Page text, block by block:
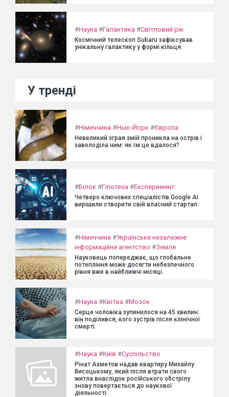
#Наука #Галактика #Світловий рік
Космічний телескоп Subaru зафіксував
унікальну галактику у формі кільця.
У тренді
#Німеччина #Нью-Йорк #Європа
Невеликий зграя змій проникла на острів і
заволоділа ним: як їм це вдалося?
#Білок #Гіпотеза #Експеримент
Четверо ключових спеціалістів Google AI
вирішили створити свій власний стартап.
#Німеччина #Українське незалежне
інформаційне агентство #Земля
Науковець попереджає, що глобальне
потепління може досягти небезпечного
рівня вже в найближчі місяці.
#Наука #Квітка #Мозок
Серце чоловіка зупинилося на 45 хвилин:
він поділився, кого зустрів після клінічної
смерті.
#Наука #Київ #Суспільство
Рінат Ахметов надав квартиру Михайлу
Висоцькому, який після втрати свого
житла внаслідок російського обстрілу
знову повертається до наукової
діяльності.